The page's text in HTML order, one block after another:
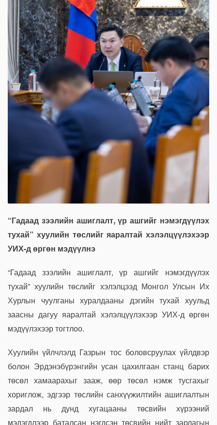
“Гадаад зээлийн ашиглалт, үр ашгийг нэмэгдүүлэх
тухай” хуулийн төслийг яаралтай хэлэлцүүлэхээр
УИХ-д өргөн мэдүүлнэ
“Гадаад зээлийн ашиглалт, үр ашгийг нэмэгдүүлэх
тухай” хуулийн төслийг хэлэлцээд Монгол Улсын Их
Хурлын чуулганы хуралдааны дэгийн тухай хуульд
заасны дагуу яаралтай хэлэлцүүлэхээр УИХ-д өргөн
мэдүүлэхээр тогтлоо.
Хуулийн үйлчлэлд Газрын тос боловсруулах үйлдвэр
болон Эрдэнэбүрэнгийн усан цахилгаан станц барих
төсөл хамаарахыг зааж, өөр төсөл нэмж тусгахыг
хориглож, эдгээр төслийн санхүүжилтийн ашиглалтын
зардал нь дунд хугацааны төсвийн хүрээний
мэдэгдлээр баталсан нэгдсэн төсвийн нийт зарлагын